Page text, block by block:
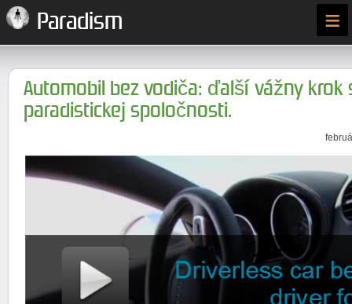
Paradism ≡
Automobil bez vodiča: ďalší vážny krok
paradistickej spoločnosti.